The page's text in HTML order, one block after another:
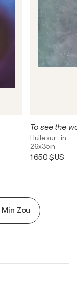
Huile sur Lin
26x35in
1 650 $US
Zou